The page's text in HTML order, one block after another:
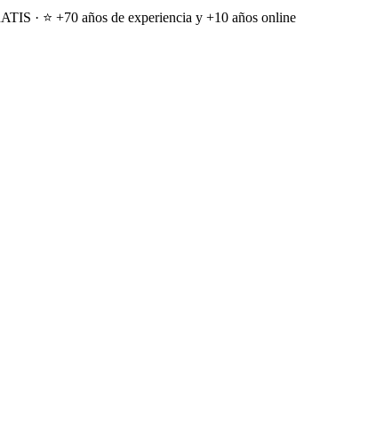
· ⭐ +70 años de experiencia y +10 años online